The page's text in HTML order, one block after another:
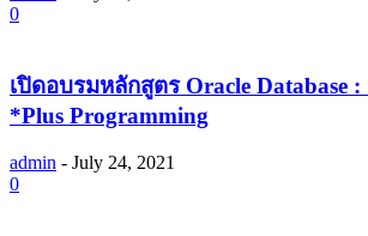
0
เปิดอบรมหลักสูตร Oracle Database
*Plus Programming
admin - July 24, 2021
0